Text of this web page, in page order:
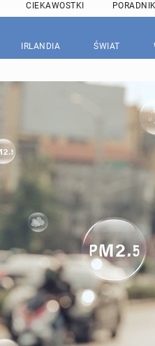
CIEKAWOSTKI PORADNIK
IRLANDIA ŚWIAT